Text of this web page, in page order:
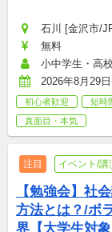
石川 [金沢市/
無料
小中学生・高
2026年8月29
初心者歓迎 短時
真面目・本気
注目 イベント/講
【勉強会】社
方法とは？/ボ
界【大学生対象